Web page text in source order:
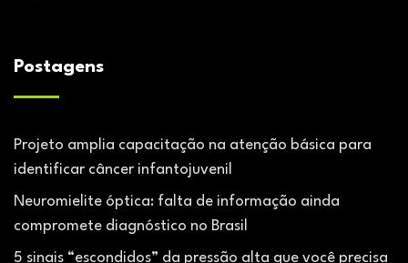
Postagens
Projeto amplia capacitação na atenção básica para
identificar câncer infantojuvenil
Neuromielite óptica: falta de informação ainda
compromete diagnóstico no Brasil
5 sinais “escondidos” da pressão alta que você precisa